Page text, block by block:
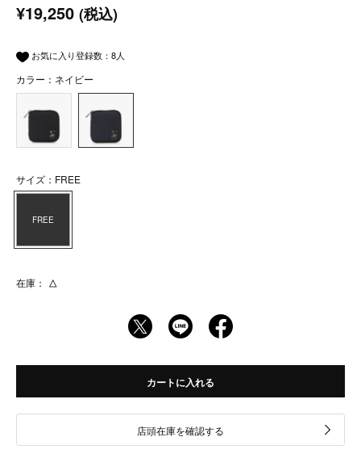
¥19,250 (税込)
お気に入り登録数： 8人
カラー：ネイビー
サイズ：FREE
FREE
在庫： △
カートに入れる
店頭在庫を確認する